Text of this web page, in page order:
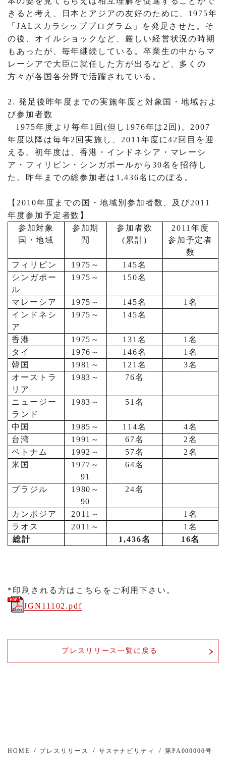
きると考え、日本とアジアの友好のために、 1975年
「 JAL スカラシッププログラム」を発足させた。そ
の後、オイルショックなど、厳しい経営状況の時期
もあったが、毎年継続している。卒業生の中からマ
レーシアで大臣に就任した方が出るなど、多くの
方々が各国各分野で活躍されている。
2. 発足後昨年度までの実施年度と対象国・地域およ
び参加者数
1975年度より毎年1 回(但し 1976年は 2 回)
2007
年度以降は毎年2 回実施し、 2011 年度に42 回目を迎
える。初年度は、香港・インドネシア・マレーシ
ア・フィリピン・シンガポールから 30名を招待し
た。昨年までの総参加者は 1,436名にのぼる。
【 2010年度までの国・地域別参加者数、及び2011
年度参加予定者数】
参加対象
国・地域
参加期
間
参加者数
( 累計)
2011年度
参加予定者
数
フィリピン
1975 ～ 145名
シンガポー
ル
1975 ～ 150名
マレーシア 1975 ～ 145名 1 名
インドネシ
ア
1975 ～ 145名
香港 1975 ～ 131 名 1 名
タイ
1976 ～ 146名 1 名
韓国
1981 ～ 121 名 3名
オーストラ
リア
1983 ～ 76名
ニュージー
ランド
1983 ～ 51 名
中国 1985 ～ 114名 4名
台湾
1991 ～ 67名 2名
ベトナム
1992 ～ 57名 2名
米国
1977 ～
91
64名
ブラジル 1980 ～
90
24名
カンボジア 2011 ～ 1 名
ラオス
2011 ～ 1 名
総計
1,436名 16名
*印刷される方はこちらをご利用下さい。
JGN11102.pdf
プレスリリース一覧に戻る
HOME プレスリリース サステナビリティ 第PA000000号